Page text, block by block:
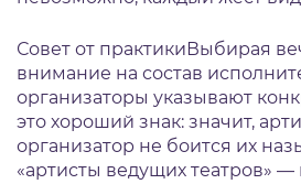
Совет от практикиВыбирая
внимание на состав
организаторы указывают
это хороший знак: значит,
организатор не боится их
«артисты ведущих театров» —